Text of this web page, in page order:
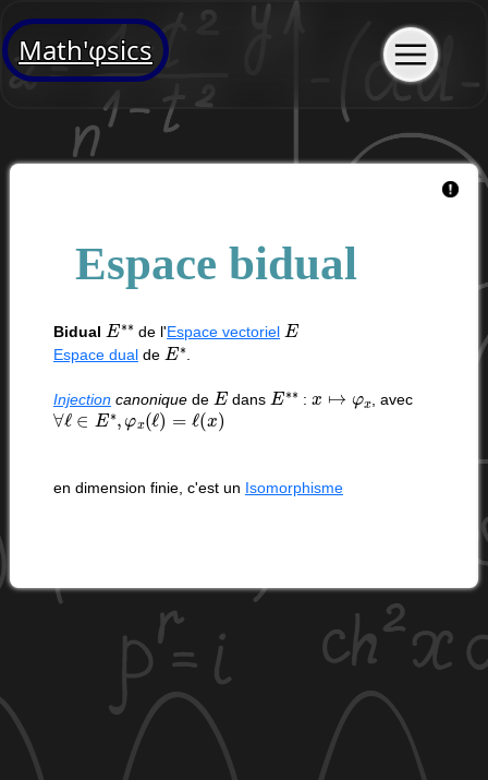
Math'φsics
Espace bidual
Bidual E∗∗de l'Espace vectoriel E
Espace dualde E∗
Injectioncanoniquede E dans E∗∗: , avec
∀ℓ∈E∗,φx(ℓ)=ℓ( x)
en dimension finie, c'est un Isomorphisme